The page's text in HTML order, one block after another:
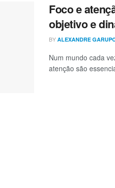
Foco e
objetivo e
BY ALEXANDRE
Num mundo cada
atenção são